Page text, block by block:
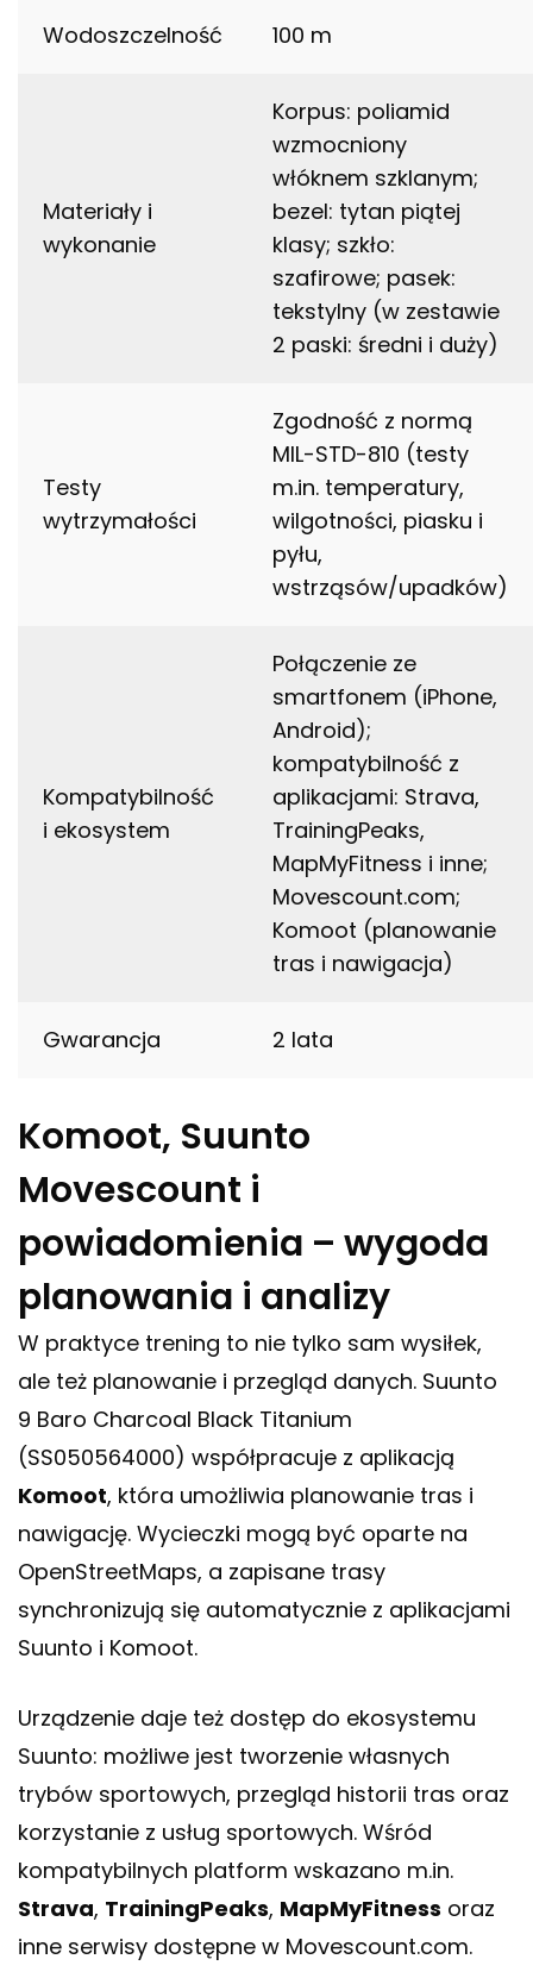
Wodoszczelność 100 m
Materiały i
wykonanie
Korpus: poliamid
wzmocniony
włóknem szklanym;
bezel: tytan piątej
klasy; szkło:
szafirowe; pasek:
tekstylny (w zestawie
2 paski: średni i duży)
Testy
wytrzymałości
Zgodność z normą
MIL-STD-810 (testy
m.in. temperatury,
wilgotności, piasku i
pyłu,
wstrząsów/upadków)
Kompatybilność
i ekosystem
Połączenie ze
smartfonem (iPhone,
Android);
kompatybilność z
aplikacjami: Strava,
TrainingPeaks,
MapMyFitness i inne;
Movescount.com;
Komoot (planowanie
tras i nawigacja)
Gwarancja 2 lata
Komoot, Suunto
Movescount i
powiadomienia – wygoda
planowania i analizy
W praktyce trening to nie tylko sam wysiłek,
ale też planowanie i przegląd danych. Suunto
9 Baro Charcoal Black Titanium
(SS050564000) współpracuje z aplikacją
Komoot, która umożliwia planowanie tras i
nawigację. Wycieczki mogą być oparte na
OpenStreetMaps, a zapisane trasy
synchronizują się automatycznie z aplikacjami
Suunto i Komoot.
Urządzenie daje też dostęp do ekosystemu
Suunto: możliwe jest tworzenie własnych
trybów sportowych, przegląd historii tras oraz
korzystanie z usług sportowych. Wśród
kompatybilnych platform wskazano m.in.
Strava, TrainingPeaks, MapMyFitness oraz
inne serwisy dostępne w Movescount.com.